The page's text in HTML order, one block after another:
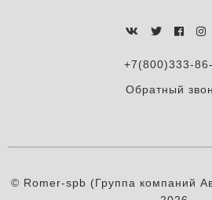
+7(800)333-
Обратный
© Romer-spb (Группа компаний